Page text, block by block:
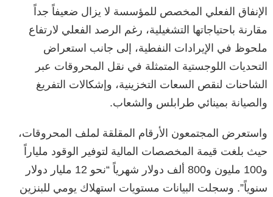
الإنفاق الفعلي المخصص للمؤسسة لا يزال ضعيفاً جداً
مقارنة باحتياجاتها التشغيلية، رغم الرصد الفعلي لارتفاع
ملحوظ في الإيرادات النفطية، إلى جانب استعراض
التحديات اللوجستية المتمثلة في نقل المحروقات عبر
الشاحنات لنقص السعات التخزينية، وإشكالات التفريغ
والصيانة بمينائي طرابلس والشعاب.
واستعرض المجتمعون الأرقام المقلقة لملف المحروقات،
حيث بلغت قيمة المخصصات المالية لتوفير الوقود ملياراً
و100 مليون و800 ألف دولار شهرياً “نحو 12 مليار دولار
سنوياً”. وسجلت البيانات مستويات استهلاك يومي للبنزين